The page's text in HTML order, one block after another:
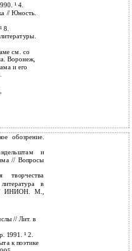
¹ 4.
// Юность.
8.
см. со
Воронеж,
и его
обозрение.
и
// Вопросы
творчества
в
/ ИНИОН. М.,
// Лит. в
1991. ¹ 2.
к поэтике